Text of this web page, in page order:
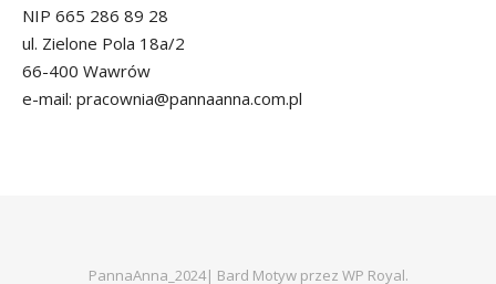
NIP 665 286 89 28
ul. Zielone Pola 18a/2
66-400 Wawrów
e-mail: pracownia@pannaanna.com.pl
PannaAnna_2024| Bard Motyw przez WP Royal.